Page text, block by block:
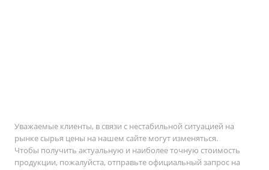
Уважаемые клиенты, в связи с нестабильной ситуацией на
рынке сырья цены на нашем сайте могут изменяться.
Чтобы получить актуальную и наиболее точную стоимость
продукции, пожалуйста, отправьте официальный запрос на